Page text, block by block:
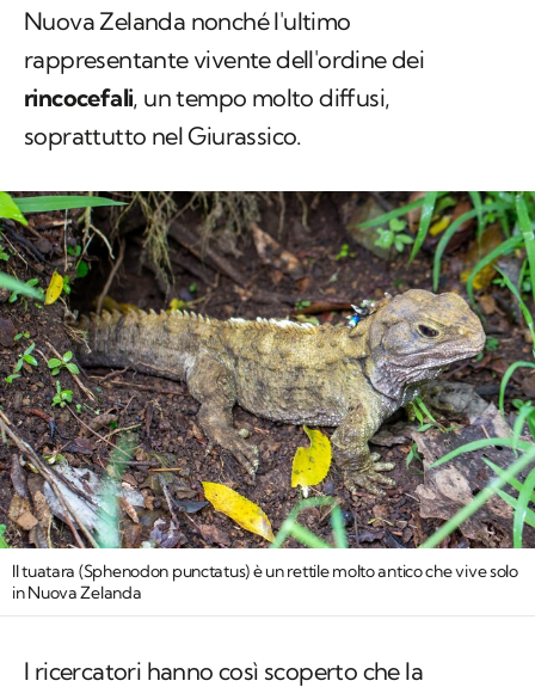
Nuova Zelanda nonché l'ultimo
rappresentante vivente dell'ordine dei
rincocefali, un tempo molto diffusi,
soprattutto nel Giurassico.
Il tuatara (Sphenodon punctatus) è un rettile molto antico che vive solo
in Nuova Zelanda
I ricercatori hanno così scoperto che la